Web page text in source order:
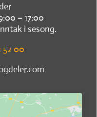
– 17:00
i sesong.
52 00